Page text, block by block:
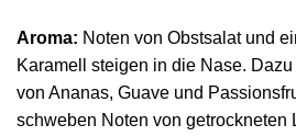
Aroma: Noten von Obstsalat und
Karamell steigen in die Nase.
von Ananas, Guave und
schweben Noten von getrockneten